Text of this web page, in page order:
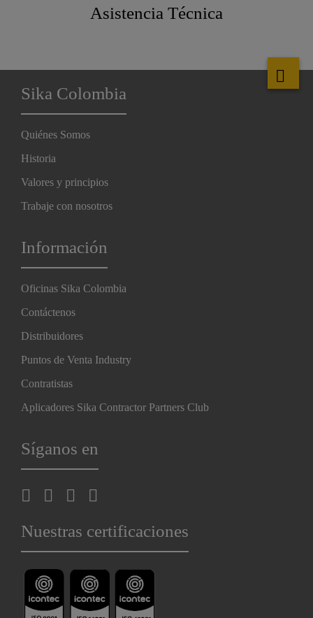
Asistencia Técnica
Sika Colombia
Quiénes Somos
Historia
Valores y principios
Trabaje con nosotros
Información
Oficinas Sika Colombia
Contáctenos
Distribuidores
Puntos de Venta Industry
Contratistas
Aplicadores Sika Contractor Partners Club
Síganos en
Nuestras certificaciones